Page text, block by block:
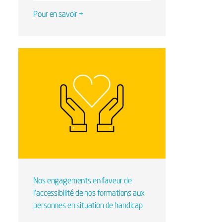
Pour en savoir +
Nos engagements en faveur de
l’accessibilité de nos formations aux
personnes en situation de handicap